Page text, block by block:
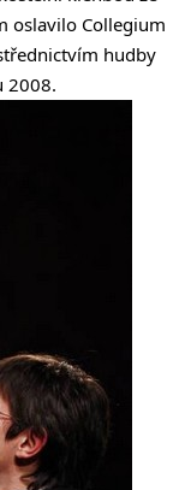
oslavilo Collegium
hudby
2008.